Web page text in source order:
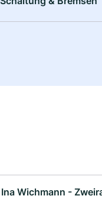
Ina Wichmann -